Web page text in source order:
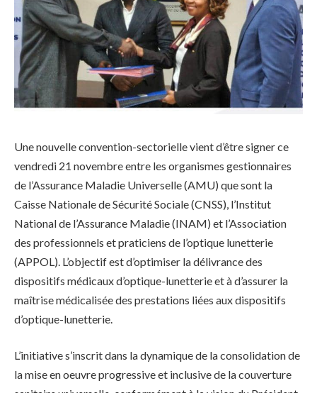
Une nouvelle convention-sectorielle vient d’être signer ce
vendredi 21 novembre entre les organismes gestionnaires
de l’Assurance Maladie Universelle (AMU) que sont la
Caisse Nationale de Sécurité Sociale (CNSS), l’Institut
National de l’Assurance Maladie (INAM) et l’Association
des professionnels et praticiens de l’optique lunetterie
(APPOL). L’objectif est d’optimiser la délivrance des
dispositifs médicaux d’optique-lunetterie et à d’assurer la
maîtrise médicalisée des prestations liées aux dispositifs
d’optique-lunetterie.
L’initiative s’inscrit dans la dynamique de la consolidation de
la mise en oeuvre progressive et inclusive de la couverture